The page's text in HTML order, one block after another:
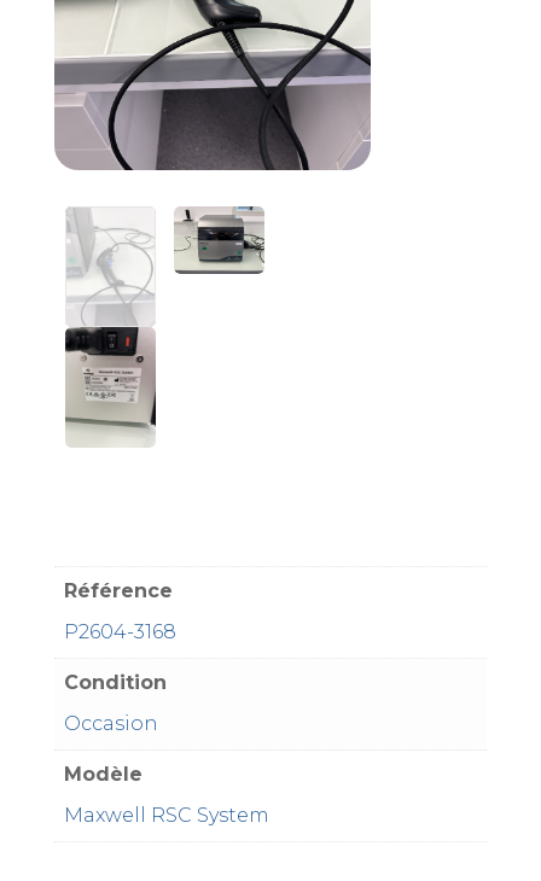
Référence
P2604-3168
Condition
Occasion
Modèle
Maxwell RSC System